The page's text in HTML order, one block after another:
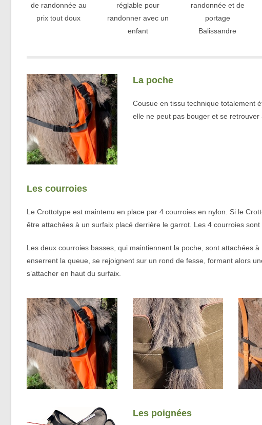
de randonnée au
prix tout doux
réglable pour
randonner avec un
enfant
randonnée et de
portage
Balissandre
La poche
Cousue en tissu technique totalement
elle ne peut pas bouger et se retrouver
Les courroies
Le Crottotype est maintenu en place par 4 courroies en nylon. Si le
être attachées à un surfaix placé derrière le garrot. Les 4 courroies sont
Les deux courroies basses, qui maintiennent la poche, sont attachées
enserrent la queue, se rejoignent sur un rond de fesse, formant alors
s’attacher en haut du surfaix.
Les poignées